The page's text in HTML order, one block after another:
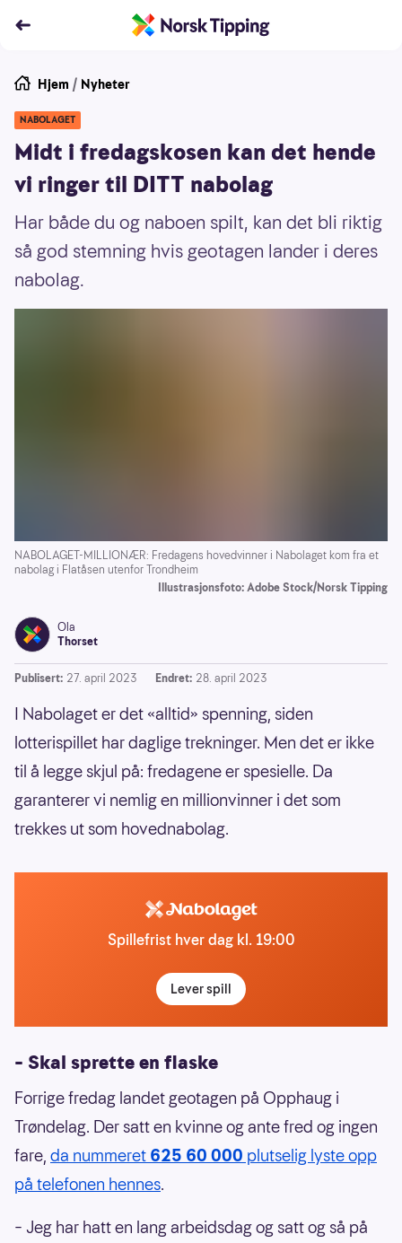
Hjem / Nyheter
NABOLAGET
Midt i fredagskosen kan det hende
vi ringer til DITT nabolag
Har både du og naboen spilt, kan det bli riktig
så god stemning hvis geotagen lander i deres
nabolag.
NABOLAGET-MILLIONÆR: Fredagens hovedvinner i Nabolaget kom fra et
nabolag i Flatåsen utenfor Trondheim
Illustrasjonsfoto: Adobe Stock/Norsk Tipping
Ola
Thorset
Publisert: 27. april 2023 Endret: 28. april 2023
I Nabolaget er det «alltid» spenning, siden
lotterispillet har daglige trekninger. Men det er ikke
til å legge skjul på: fredagene er spesielle. Da
garanterer vi nemlig en millionvinner i det som
trekkes ut som hovednabolag.
Spillefrist hver dag kl. 19:00
Lever spill
– Skal sprette en flaske
Forrige fredag landet geotagen på Opphaug i
Trøndelag. Der satt en kvinne og ante fred og ingen
fare, da nummeret 625 60 000 plutselig lyste opp
på telefonen hennes.
– Jeg har hatt en lang arbeidsdag og satt og så på